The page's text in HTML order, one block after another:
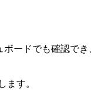
ードでも確認で
ます。